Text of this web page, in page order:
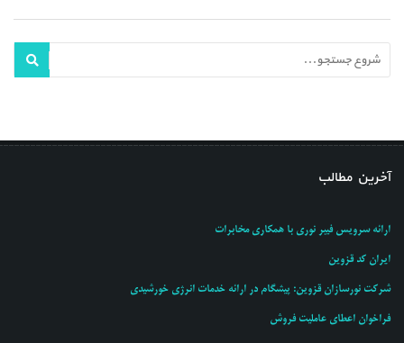
آخرین مطالب
ارائه سرویس فیبر نوری با همکاری مخابرات
ایران کد قزوین
شرکت نورسازان قزوین: پیشگام در ارائه خدمات انرژی خورشیدی
فراخوان اعطای عاملیت فروش